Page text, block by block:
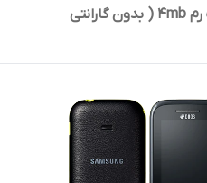
مگابایت رم ۴mb ( بدون گارانتی